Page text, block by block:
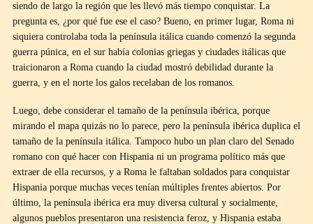
siendo de largo la región que les llevó más tiempo conquistar. La
pregunta es, ¿por qué fue ese el caso? Bueno, en primer lugar, Roma ni
siquiera controlaba toda la península itálica cuando comenzó la segunda
guerra púnica, en el sur había colonias griegas y ciudades itálicas que
traicionaron a Roma cuando la ciudad mostró debilidad durante la
guerra, y en el norte los galos recelaban de los romanos.
Luego, debe considerar el tamaño de la península ibérica, porque
mirando el mapa quizás no lo parece, pero la península ibérica duplica el
tamaño de la península itálica. Tampoco hubo un plan claro del Senado
romano con qué hacer con Hispania ni un programa político más que
extraer de ella recursos, y a Roma le faltaban soldados para conquistar
Hispania porque muchas veces tenían múltiples frentes abiertos. Por
último, la península ibérica era muy diversa cultural y socialmente,
algunos pueblos presentaron una resistencia feroz, y Hispania estaba